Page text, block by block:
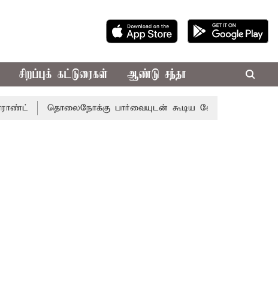
சிறப்புக் கட்டுரைகள் ஆண்டு சந்தா
தொலைநோக்கு பார்வையுடன் கூடிய வேளாண் பட்ஜெட்: